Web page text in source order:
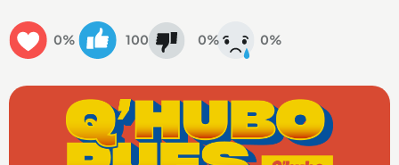
0% 100 0% 0%